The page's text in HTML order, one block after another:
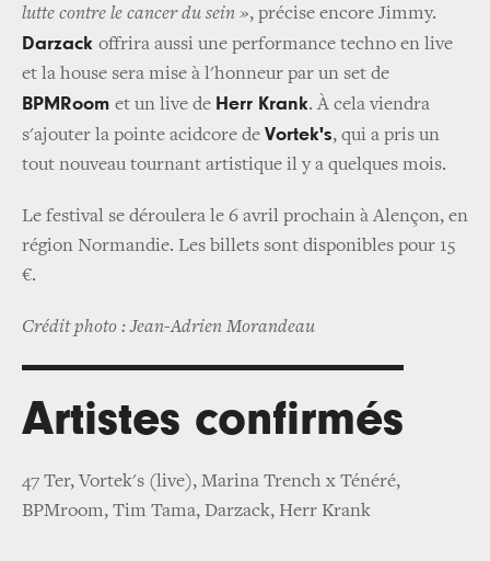
lutte contre le cancer du sein », précise encore Jimmy.
Darzack offrira aussi une performance techno en live
et la house sera mise à l'honneur par un set de
BPMRoom et un live de Herr Krank. À cela viendra
s'ajouter la pointe acidcore de Vortek's, qui a pris un
tout nouveau tournant artistique il y a quelques mois.
Le festival se déroulera le 6 avril prochain à Alençon, en
région Normandie. Les billets sont disponibles pour 15
€.
Crédit photo : Jean-Adrien Morandeau
Artistes confirmés
47 Ter, Vortek's (live), Marina Trench x Ténéré,
BPMroom, Tim Tama, Darzack, Herr Krank